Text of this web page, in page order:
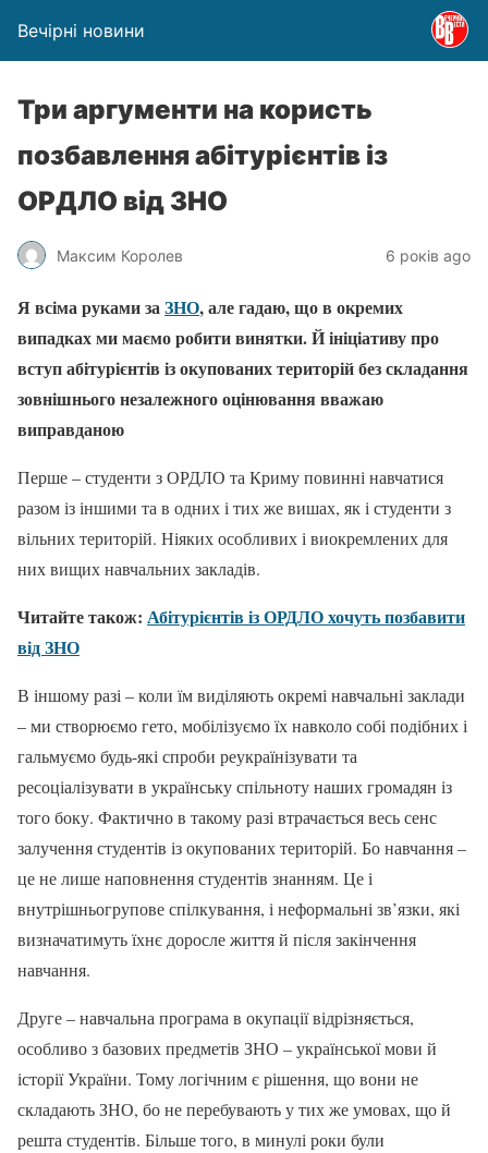
Вечірні новини
Три аргументи на користь
позбавлення абітурієнтів із
ОРДЛО від ЗНО
Максим Королев 6 років ago
Я всіма руками заЗНО, але гадаю, що в окремих
випадках ми маємо робити винятки. Й ініціативу про
вступ абітурієнтів із окупованих територій без складання
зовнішнього незалежного оцінювання вважаю
виправданою
Перше – студенти з ОРДЛО та Криму повинні навчатися
разом із іншими та в одних і тих же вишах, як і студенти з
вільних територій. Ніяких особливих і виокремлених для
них вищих навчальних закладів.
Читайте також: Абітурієнтів із ОРДЛО хочуть позбавити
від ЗНО
В іншому разі – коли їм виділяють окремі навчальні заклади
– ми створюємо гето, мобілізуємо їх навколо собі подібних і
гальмуємо будь-які спроби реукраїнізувати та
ресоціалізувати в українську спільноту наших громадян із
того боку. Фактично в такому разі втрачається весь сенс
залучення студентів із окупованих територій. Бо навчання –
це не лише наповнення студентів знанням. Це і
внутрішньогрупове спілкування, і неформальні зв’язки, які
визначатимуть їхнє доросле життя й після закінчення
навчання.
Друге – навчальна програма в окупації відрізняється,
особливо з базових предметів ЗНО – української мови й
історії України. Тому логічним є рішення, що вони не
складають ЗНО, бо не перебувають у тих же умовах, що й
решта студентів. Більше того, в минулі роки були